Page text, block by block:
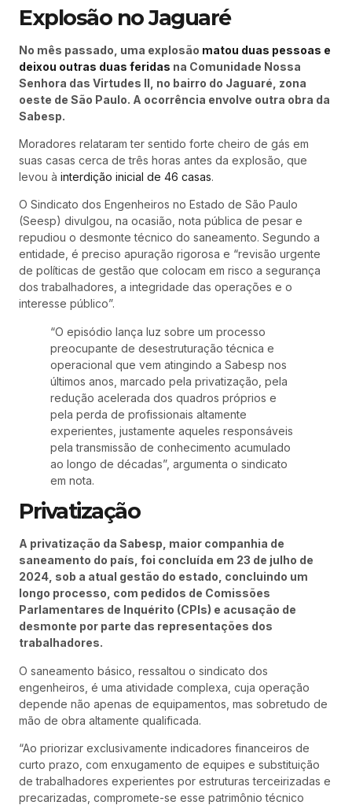
Explosão no Jaguaré
No mês passado, uma explosão matou duas pessoas e
deixou outras duas feridas na Comunidade Nossa
Senhora das Virtudes II, no bairro do Jaguaré, zona
oeste de São Paulo. A ocorrência envolve outra obra da
Sabesp.
Moradores relataram ter sentido forte cheiro de gás em
suas casas cerca de três horas antes da explosão, que
levou à interdição inicial de 46 casas.
O Sindicato dos Engenheiros no Estado de São Paulo
(Seesp) divulgou, na ocasião, nota pública de pesar e
repudiou o desmonte técnico do saneamento. Segundo a
entidade, é preciso apuração rigorosa e “revisão urgente
de políticas de gestão que colocam em risco a segurança
dos trabalhadores, a integridade das operações e o
interesse público”.
“O episódio lança luz sobre um processo
preocupante de desestruturação técnica e
operacional que vem atingindo a Sabesp nos
últimos anos, marcado pela privatização, pela
redução acelerada dos quadros próprios e
pela perda de profissionais altamente
experientes, justamente aqueles responsáveis
pela transmissão de conhecimento acumulado
ao longo de décadas”, argumenta o sindicato
em nota.
Privatização
A privatização da Sabesp, maior companhia de
saneamento do país, foi concluída em 23 de julho de
2024, sob a atual gestão do estado, concluindo um
longo processo, com pedidos de Comissões
Parlamentares de Inquérito (CPIs) e acusação de
desmonte por parte das representações dos
trabalhadores.
O saneamento básico, ressaltou o sindicato dos
engenheiros, é uma atividade complexa, cuja operação
depende não apenas de equipamentos, mas sobretudo de
mão de obra altamente qualificada.
“Ao priorizar exclusivamente indicadores financeiros de
curto prazo, com enxugamento de equipes e substituição
de trabalhadores experientes por estruturas terceirizadas e
precarizadas, compromete-se esse patrimônio técnico